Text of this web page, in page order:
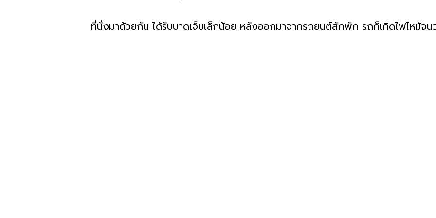
ที่นั่งมาด้วยกัน ได้รับบาดเจ็บเล็กน้อย หลังออกมาจากรถยนต์สักพัก รถก็เกิดไฟไหม้จ